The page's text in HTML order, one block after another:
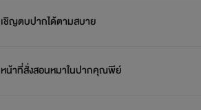
เชิญตบปากได้ตามสบาย
หน้าที่สั่งสอนหมาในปากคุณพีย์